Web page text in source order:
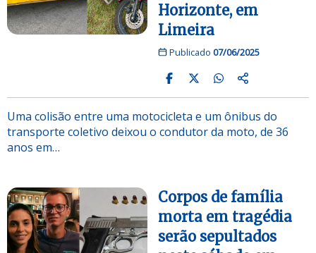
Horizonte, em
Limeira
Publicado 07/06/2025
Uma colisão entre uma motocicleta e um ônibus do
transporte coletivo deixou o condutor da moto, de 36
anos em…
Corpos de família
morta em tragédia
serão sepultados